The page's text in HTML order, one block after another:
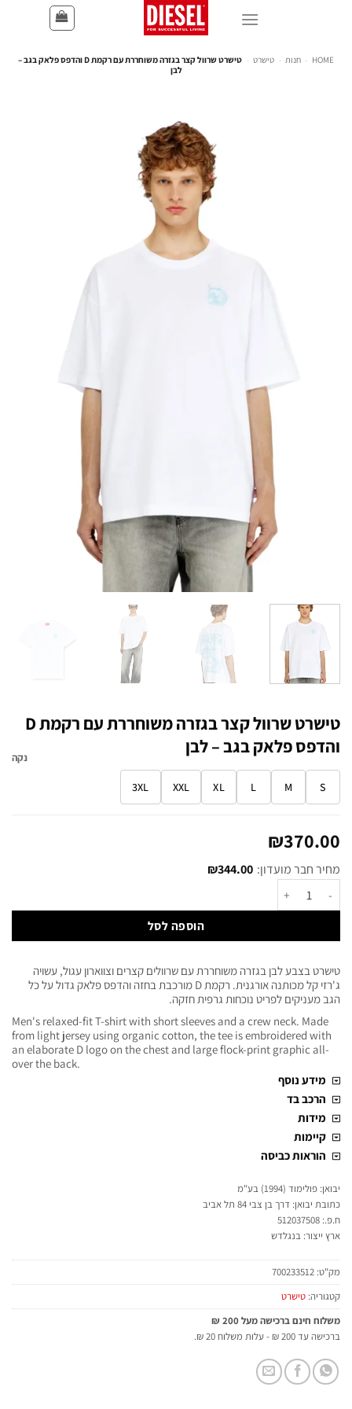
HOME
- חנות - טישרט -
טישרט שרוול קצר בגזרה משוחררת עם רקמת D והדפס פלאק בגב –
לבן
טישרט שרוול קצר בגזרה משוחררת עם רקמת D
והדפס פלאק בגב – לבן
S
M
L
XL
XXL
3XL
נקה
₪370.00
מחיר חבר מועדון: ₪344.00
הוספה לסל
טישרט בצבע לבן בגזרה משוחררת עם שרוולים קצרים וצווארון עגול, עשויה
ג'רזי קל מכותנה אורגנית. רקמת D מורכבת בחזה והדפס פלאק גדול על כל
הגב מעניקים לפריט נוכחות גרפית חזקה.
Men's relaxed-fit T-shirt with short sleeves and a crew neck. Made
from light jersey using organic cotton, the tee is embroidered with
an elaborate D logo on the chest and large flock-print graphic all-
over the back.
מידע נוסף
הרכב בד
מידות
קיימות
הוראות כביסה
יבואן: פולימוד (1994) בע"מ
כתובת יבואן: דרך בן צבי 84 תל אביב
ח.פ.: 512037508
ארץ ייצור: בנגלדש
מק"ט: 700233512
קטגוריה: טישרט
משלוח חינם ברכישה מעל 200 ₪
ברכישה עד 200 ₪ - עלות משלוח 20 ₪.